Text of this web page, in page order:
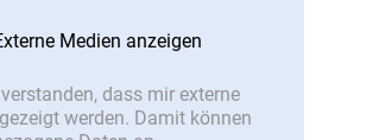
Medien anzeigen
dass mir externe
werden. Damit können